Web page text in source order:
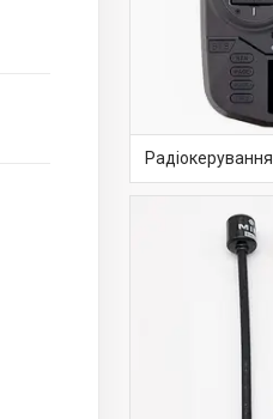
Радіокерування